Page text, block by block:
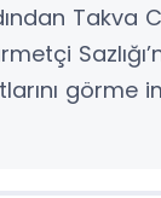
Takva
görme